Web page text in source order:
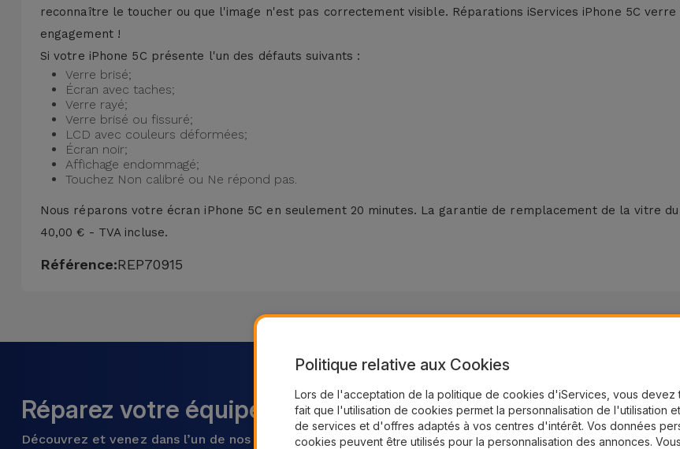
Accessoires
iPad et
Tablette
Kids
tout
reconnaître le toucher ou que l'image n'est pas correctement visible. Réparations iServices iPhone 5C
engagement !
Si votre iPhone 5C présente l'un des défauts suivants :
Verre brisé;
Écran avec taches;
Verre rayé;
Verre brisé ou fissuré;
LCD avec couleurs déformées;
Écran noir;
Affichage endommagé;
Touchez Non calibré ou Ne répond pas.
Nous réparons votre écran iPhone 5C en seulement 20 minutes. La garantie de remplacement de la vitre
40,00 € - TVA incluse.
Référence:REP70915
Réparez votre équipement maintenant !
Découvrez et venez dans l’un de nos plus de 28 magasins au Belgique
Politique relative aux Cookies
Lors de l'acceptation de la politique de cookies d'iServices, vous devez
fait que l'utilisation de cookies permet la personnalisation de l'utilisation
de services et d'offres adaptés à vos centres d'intérêt. Vos données
cookies peuvent être utilisés pour la personnalisation des annonces.